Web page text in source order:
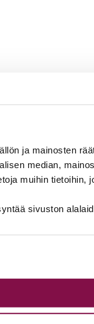
ja mainosten
median,
muihin tietoihin,
sivuston